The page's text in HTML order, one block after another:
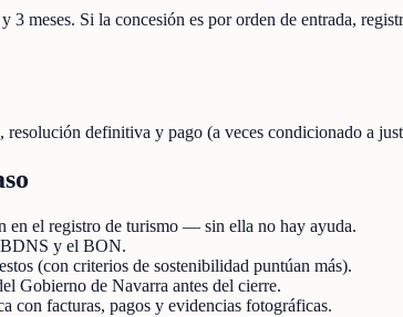
3 meses. Si la concesión es por orden de entrada,
resolución definitiva y pago (a veces condicionado a
en el registro de turismo — sin ella no hay ayuda.
BDNS y el BON.
(con criterios de sostenibilidad puntúan más).
Gobierno de Navarra antes del cierre.
con facturas, pagos y evidencias fotográficas.